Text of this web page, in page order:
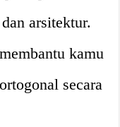
arsitektur.
kamu
secara